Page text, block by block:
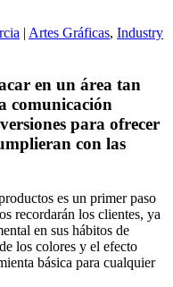
| Artes Gráficas, Industry
en un área tan
comunicación
para ofrecer
con las
es un primer paso
recordarán los clientes, ya
en sus hábitos de
los colores y el efecto
básica para cualquier